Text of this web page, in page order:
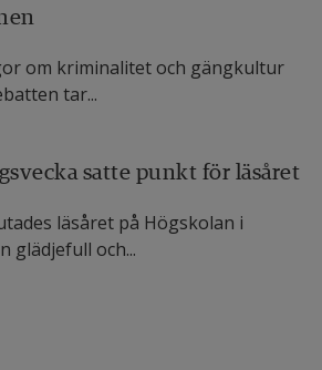
om kriminalitet och gängkultur
tar...
satte punkt för läsåret
läsåret på Högskolan i
glädjefull och...